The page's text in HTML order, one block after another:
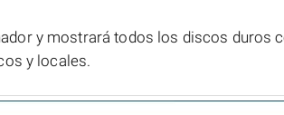
y mostrará todos los discos duros
y locales.